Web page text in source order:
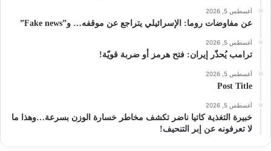
أغسطس 5, 2026
عن مفاوضات روما: الإسرائيلي يتراجع عن موقفه… و”Fake news”
أغسطس 5, 2026
ترامب يُحذّر إيران: فتح هرمز أو ضربة قويّة!
أغسطس 5, 2026
Post Title
أغسطس 5, 2026
خبيرة التغذية كاتيا ناضر تكشف مخاطر خسارة الوزن بسرعة…وهذا ما
لا تعرفونه عن إبر التنحيف!